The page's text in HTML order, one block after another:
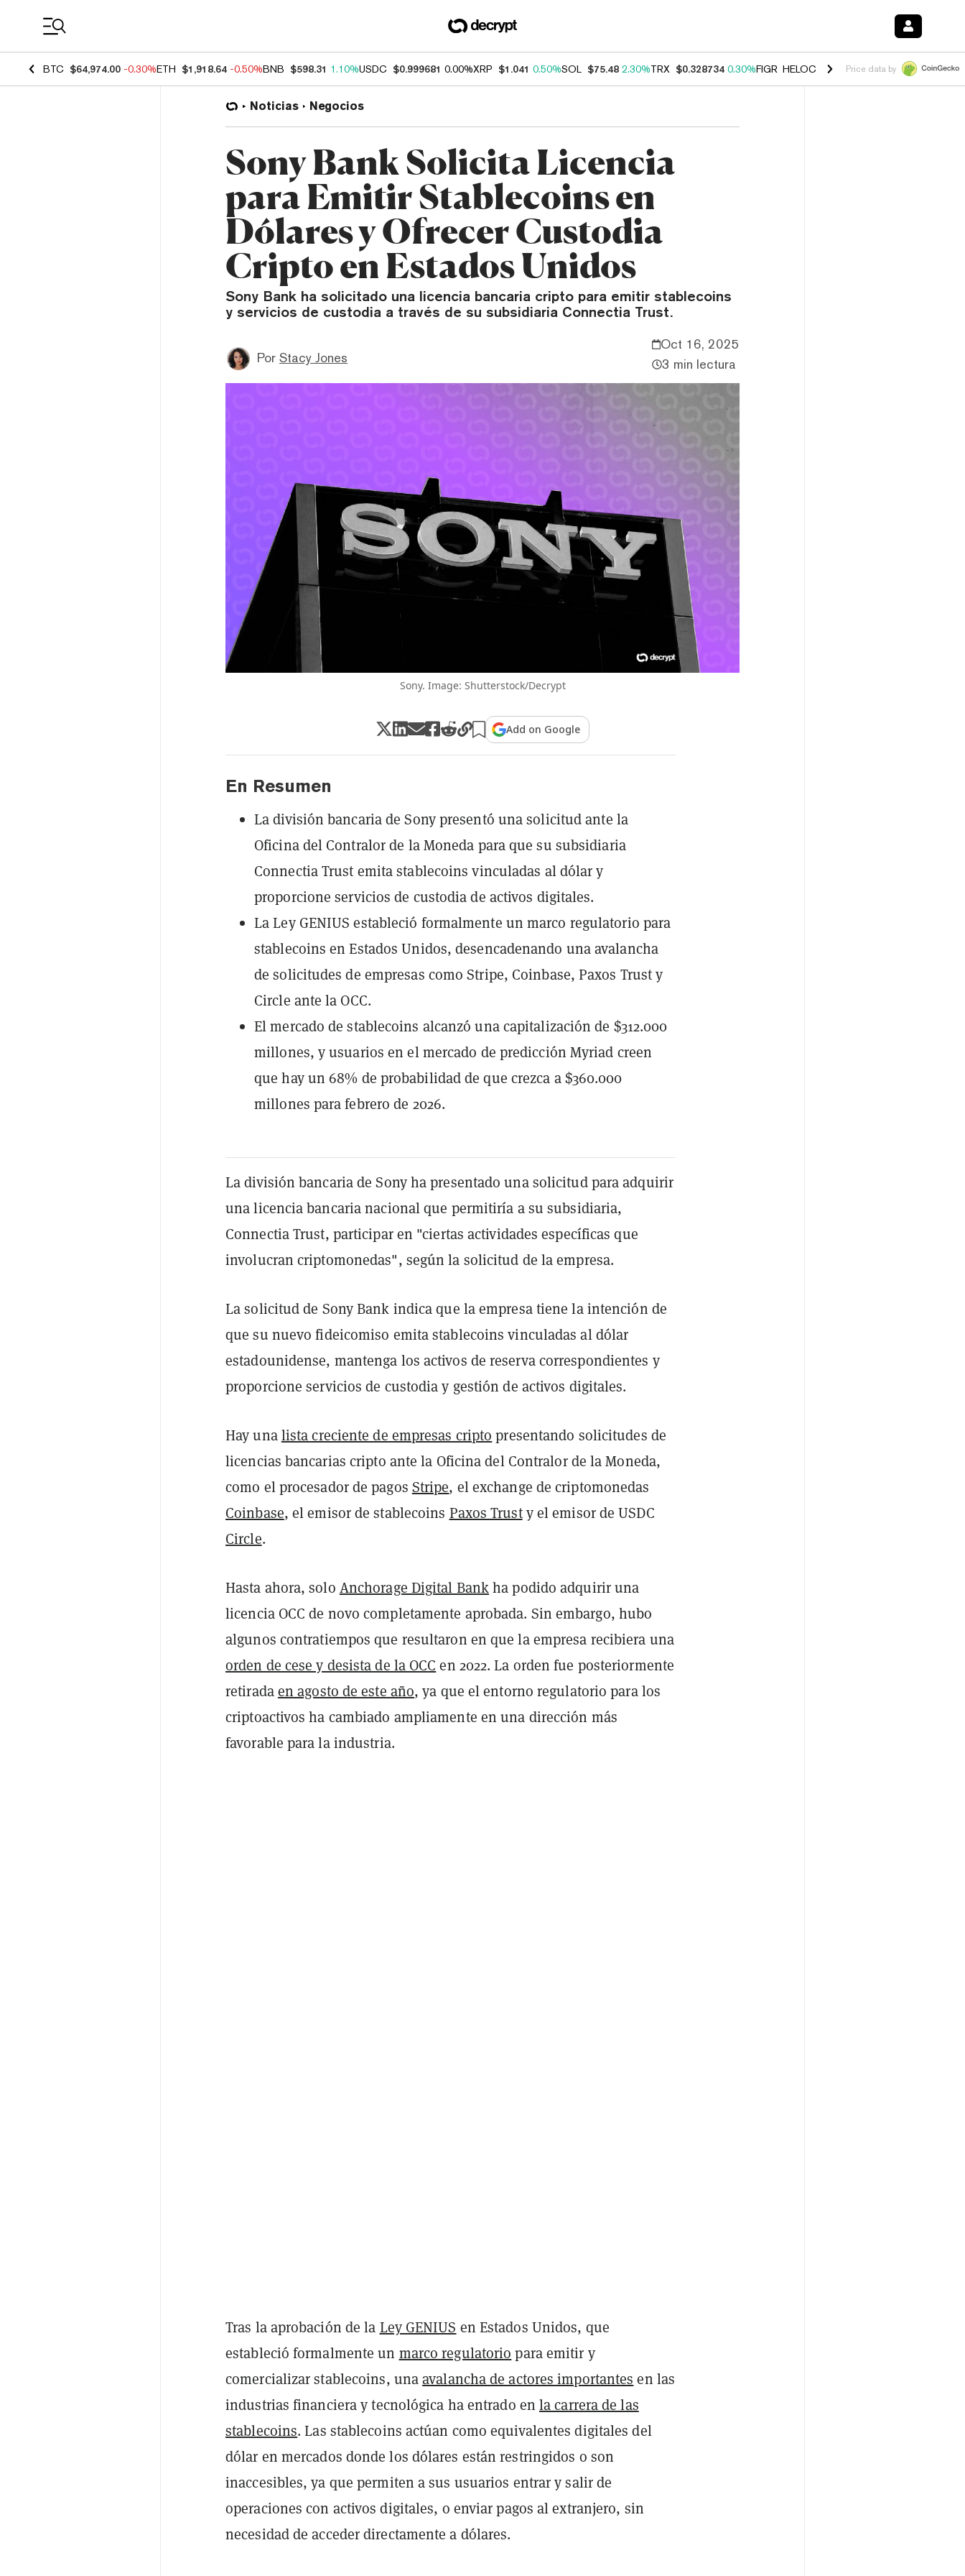
BTC $64,974.00 -0.30%ETH $1,918.64 -0.50%BNB $598.31 1.10%USDC $0.999681 0.00%XRP $1.041 0.50%SOL $75.48 2.30%TRX $0.328734 0.30%FIGR_HELOC $1.007 -2.70%HYPE $54.35 -
Price data by
Noticias Negocios
Sony Bank Solicita Licencia
para Emitir Stablecoins en
Dólares y Ofrecer Custodia
Cripto en Estados Unidos
Sony Bank ha solicitado una licencia bancaria cripto para emitir stablecoins
y servicios de custodia a través de su subsidiaria Connectia Trust.
Por Stacy Jones
Oct 16, 2025
3 min lectura
Sony. Image: Shutterstock/Decrypt
Add on Google
En Resumen
La división bancaria de Sony presentó una solicitud ante la
Oficina del Contralor de la Moneda para que su subsidiaria
Connectia Trust emita stablecoins vinculadas al dólar y
proporcione servicios de custodia de activos digitales.
La Ley GENIUS estableció formalmente un marco regulatorio para
stablecoins en Estados Unidos, desencadenando una avalancha
de solicitudes de empresas como Stripe, Coinbase, Paxos Trust y
Circle ante la OCC.
El mercado de stablecoins alcanzó una capitalización de $312.000
millones, y usuarios en el mercado de predicción Myriad creen
que hay un 68% de probabilidad de que crezca a $360.000
millones para febrero de 2026.
La división bancaria de Sony ha presentado una solicitud para adquirir
una licencia bancaria nacional que permitiría a su subsidiaria,
Connectia Trust, participar en "ciertas actividades específicas que
involucran criptomonedas", según la solicitud de la empresa.
La solicitud de Sony Bank indica que la empresa tiene la intención de
que su nuevo fideicomiso emita stablecoins vinculadas al dólar
estadounidense, mantenga los activos de reserva correspondientes y
proporcione servicios de custodia y gestión de activos digitales.
Hay unalista creciente de empresas cripto presentando solicitudes de
licencias bancarias cripto ante la Oficina del Contralor de la Moneda,
como el procesador de pagos Stripe, el exchange de criptomonedas
Coinbase, el emisor de stablecoins Paxos Trusty el emisor de USDC
Circle.
Hasta ahora, solo Anchorage Digital Bankha podido adquirir una
licencia OCC de novo completamente aprobada. Sin embargo, hubo
algunos contratiempos que resultaron en que la empresa recibiera una
orden de cese y desista de la OCC en 2022. La orden fue posteriormente
retiradaen agosto de este año, ya que el entorno regulatorio para los
criptoactivos ha cambiado ampliamente en una dirección más
favorable para la industria.
Tras la aprobación de la Ley GENIUS en Estados Unidos, que
estableció formalmente un marco regulatorio para emitir y
comercializar stablecoins, unaavalancha de actores importantes en las
industrias financiera y tecnológica ha entrado enla carrera de las
stablecoins. Las stablecoins actúan como equivalentes digitales del
dólar en mercados donde los dólares están restringidos o son
inaccesibles, ya que permiten a sus usuarios entrar y salir de
operaciones con activos digitales, o enviar pagos al extranjero, sin
necesidad de acceder directamente a dólares.